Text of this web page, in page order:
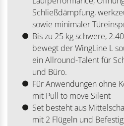
Schließdämpfung,
sowie minimaler
Bis zu 25 kg schwere,
bewegt der WingLine L
ein Allround-Talent für
und Büro.
Für Anwendungen ohne
mit Pull to move Silent
Set besteht aus
mit 2 Flügeln und